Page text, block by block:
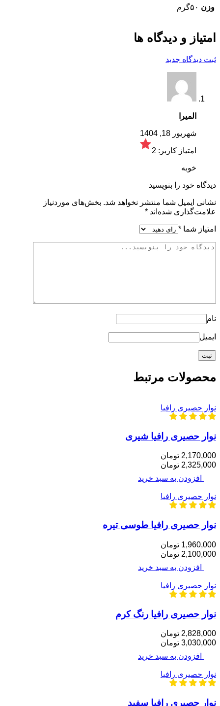
وزن ۵۰گرم
امتیاز و دیدگاه ها
ثبت دیدگاه جدید
المیرا
شهریور 18, 1404
امتیاز کاربر: 2
خوبه
دیدگاه خود را بنویسید
نشانی ایمیل شما منتشر نخواهد شد. بخش‌های موردنیاز
علامت‌گذاری شده‌اند *
امتیاز شما *
نام
ایمیل
محصولات مرتبط
نوار حصیری رافیا
نوار حصیری رافیا شیری
2,170,000 تومان
2,325,000 تومان
افزودن به سبد خرید
نوار حصیری رافیا
نوار حصیری رافیا طوسی تیره
1,960,000 تومان
2,100,000 تومان
افزودن به سبد خرید
نوار حصیری رافیا
نوار حصیری رافیا رنگ کرم
2,828,000 تومان
3,030,000 تومان
افزودن به سبد خرید
نوار حصیری رافیا
نوار حصیری رافیا سفید